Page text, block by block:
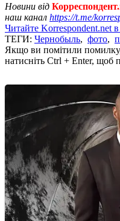
Новини від
наш канал https://t.me/
Читайте Korrespondent.net
ТЕГИ: Чернобыль, фото,
Якщо ви помітили помилку,
натисніть Ctrl + Enter, щоб